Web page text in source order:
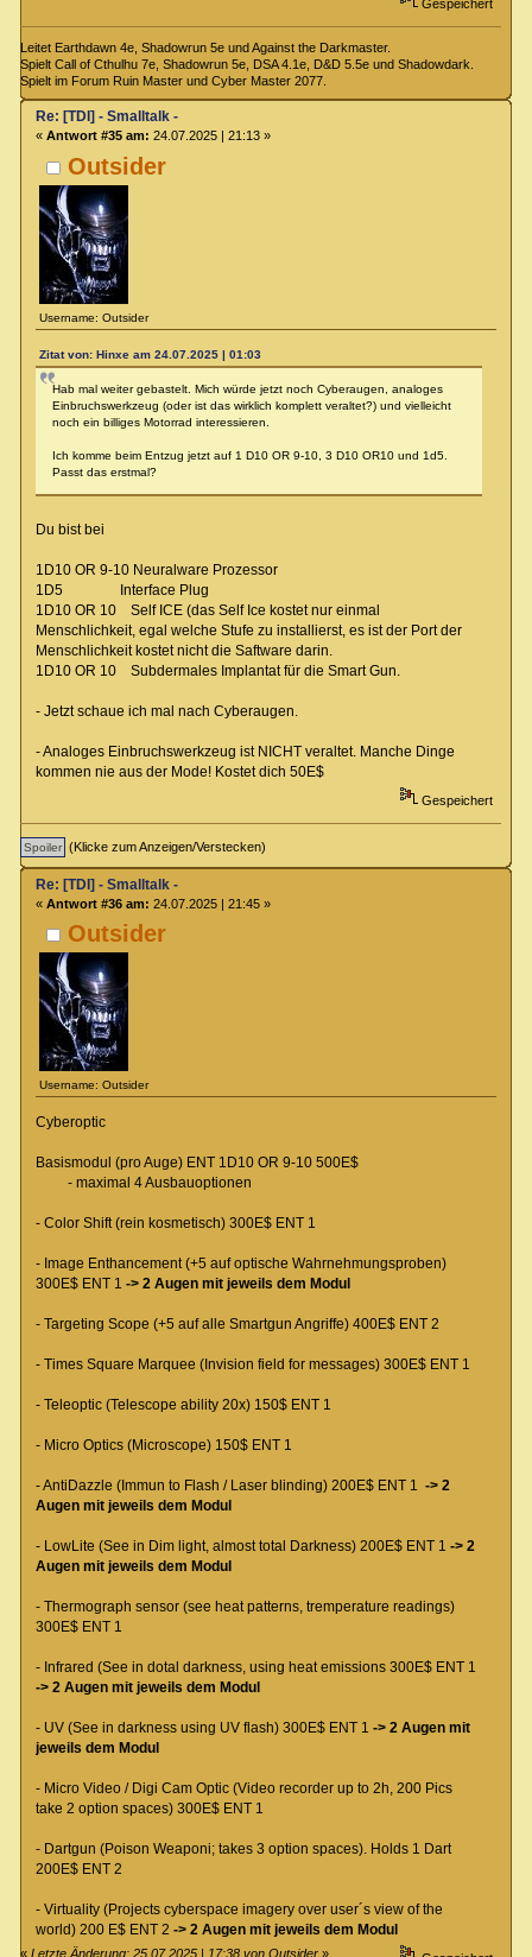
Gespeichert
Leitet Earthdawn 4e, Shadowrun 5e und Against the Darkmaster.
Spielt Call of Cthulhu 7e, Shadowrun 5e, DSA 4.1e, D&D 5.5e und Shadowdark.
Spielt im Forum Ruin Master und Cyber Master 2077.
Outsider
Username: Outsider
Re: [TDI] - Smalltalk -
« Antwort #35 am: 24.07.2025 | 21:13 »
Zitat von: Hinxe am 24.07.2025 | 01:03
Hab mal weiter gebastelt. Mich würde jetzt noch Cyberaugen, analoges
Einbruchswerkzeug (oder ist das wirklich komplett veraltet?) und vielleicht
noch ein billiges Motorrad interessieren.
Ich komme beim Entzug jetzt auf 1 D10 OR 9-10, 3 D10 OR10 und 1d5.
Passt das erstmal?
Du bist bei
1D10 OR 9-10 Neuralware Prozessor
1D5 Interface Plug
1D10 OR 10 Self ICE (das Self Ice kostet nur einmal
Menschlichkeit, egal welche Stufe zu installierst, es ist der Port der
Menschlichkeit kostet nicht die Saftware darin.
1D10 OR 10 Subdermales Implantat für die Smart Gun.
- Jetzt schaue ich mal nach Cyberaugen.
- Analoges Einbruchswerkzeug ist NICHT veraltet. Manche Dinge
kommen nie aus der Mode! Kostet dich 50E$
Gespeichert
(Klicke zum Anzeigen/Verstecken)
Outsider
Username: Outsider
Re: [TDI] - Smalltalk -
« Antwort #36 am: 24.07.2025 | 21:45 »
Cyberoptic
Basismodul (pro Auge) ENT 1D10 OR 9-10 500E$
- maximal 4 Ausbauoptionen
- Color Shift (rein kosmetisch) 300E$ ENT 1
- Image Enthancement (+5 auf optische Wahrnehmungsproben)
300E$ ENT 1 -> 2 Augen mit jeweils dem Modul
- Targeting Scope (+5 auf alle Smartgun Angriffe) 400E$ ENT 2
- Times Square Marquee (Invision field for messages) 300E$ ENT 1
- Teleoptic (Telescope ability 20x) 150$ ENT 1
- Micro Optics (Microscope) 150$ ENT 1
- AntiDazzle (Immun to Flash / Laser blinding) 200E$ ENT 1 -> 2
Augen mit jeweils dem Modul
- LowLite (See in Dim light, almost total Darkness) 200E$ ENT 1 -> 2
Augen mit jeweils dem Modul
- Thermograph sensor (see heat patterns, tremperature readings)
300E$ ENT 1
- Infrared (See in dotal darkness, using heat emissions 300E$ ENT 1
-> 2 Augen mit jeweils dem Modul
- UV (See in darkness using UV flash) 300E$ ENT 1 -> 2 Augen mit
jeweils dem Modul
- Micro Video / Digi Cam Optic (Video recorder up to 2h, 200 Pics
take 2 option spaces) 300E$ ENT 1
- Dartgun (Poison Weaponi; takes 3 option spaces). Holds 1 Dart
200E$ ENT 2
- Virtuality (Projects cyberspace imagery over user´s view of the
world) 200 E$ ENT 2 -> 2 Augen mit jeweils dem Modul
«Letzte Änderung: 25.07.2025 | 17:38 von Outsider »